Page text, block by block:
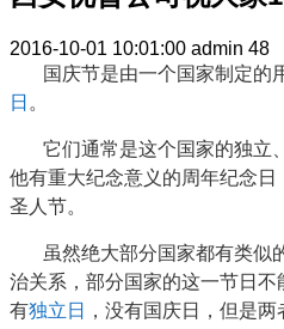
2016-10-01 10:01:00 admin 48
国庆节是由一个国家制定的
日 。
它们通常是这个国家的独立
他有重大纪念意义的周年纪念
圣人节。
虽然绝大部分国家都有类似
治关系，部分国家的这一节日
有独立日 ，没有国庆日，但是两